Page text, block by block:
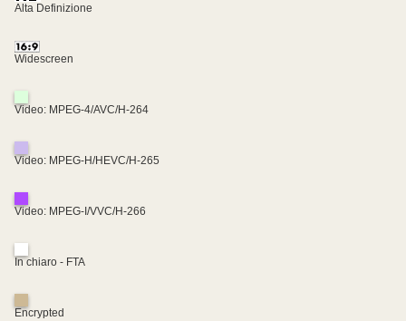
Alta Definizione
Widescreen
Video: MPEG-4/AVC/H-264
Video: MPEG-H/HEVC/H-265
Video: MPEG-I/VVC/H-266
In chiaro - FTA
Encrypted